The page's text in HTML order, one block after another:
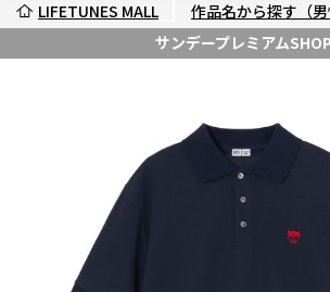
LIFETUNES MALL
作品名から探す（男
サンデープレミアムSHOP